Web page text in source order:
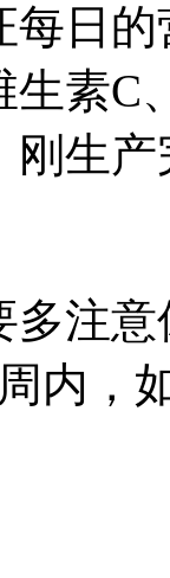
日的
生素C
刚生
注意
内，